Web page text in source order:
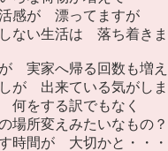
感が 漂ってますが
ない生活は 落ち着きま
実家へ帰る回数も増え
が 出来ている気がしま
何をする訳でもなく
場所変えみたいなもの？
時間が 大切かと・・・